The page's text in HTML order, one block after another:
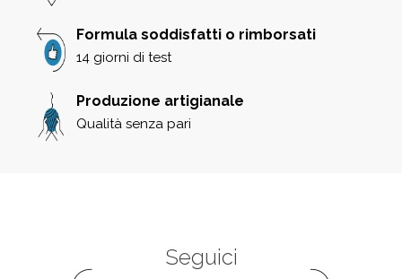
Formula soddisfatti o rimborsati
14 giorni di test
Produzione artigianale
Qualità senza pari
Seguici